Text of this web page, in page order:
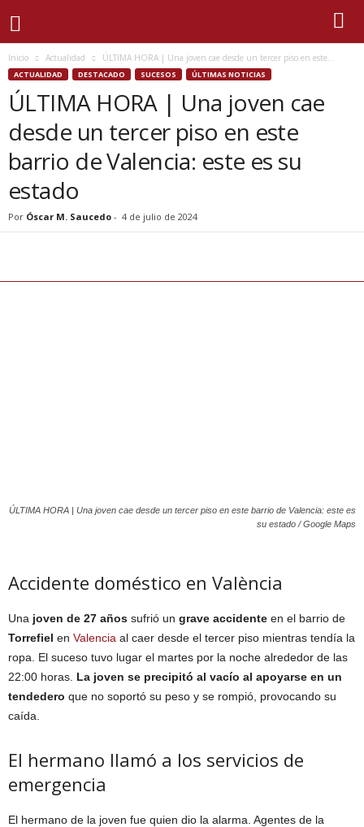
Inicio Actualidad ÚLTIMA HORA | Una joven cae desde un tercer piso en este...
ACTUALIDAD DESTACADO SUCESOS ÚLTIMAS NOTICIAS
ÚLTIMA HORA | Una joven cae
desde un tercer piso en este
barrio de Valencia: este es su
estado
Por Óscar M. Saucedo - 4 de julio de 2024
ÚLTIMA HORA | Una joven cae desde un tercer piso en este barrio de Valencia: este es
su estado / Google Maps
Accidente doméstico en València
Una joven de 27 años sufrió un grave accidente en el barrio de
Torrefiel en Valencia al caer desde el tercer piso mientras tendía la
ropa. El suceso tuvo lugar el martes por la noche alrededor de las
22:00 horas. La joven se precipitó al vacío al apoyarse en un
tendedero que no soportó su peso y se rompió, provocando su
caída.
El hermano llamó a los servicios de
emergencia
El hermano de la joven fue quien dio la alarma. Agentes de la